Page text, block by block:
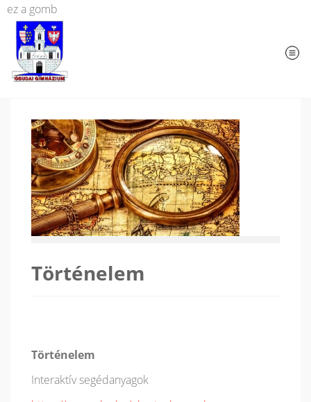
ez a gomb
Történelem
Történelem
Interaktív segédanyagok